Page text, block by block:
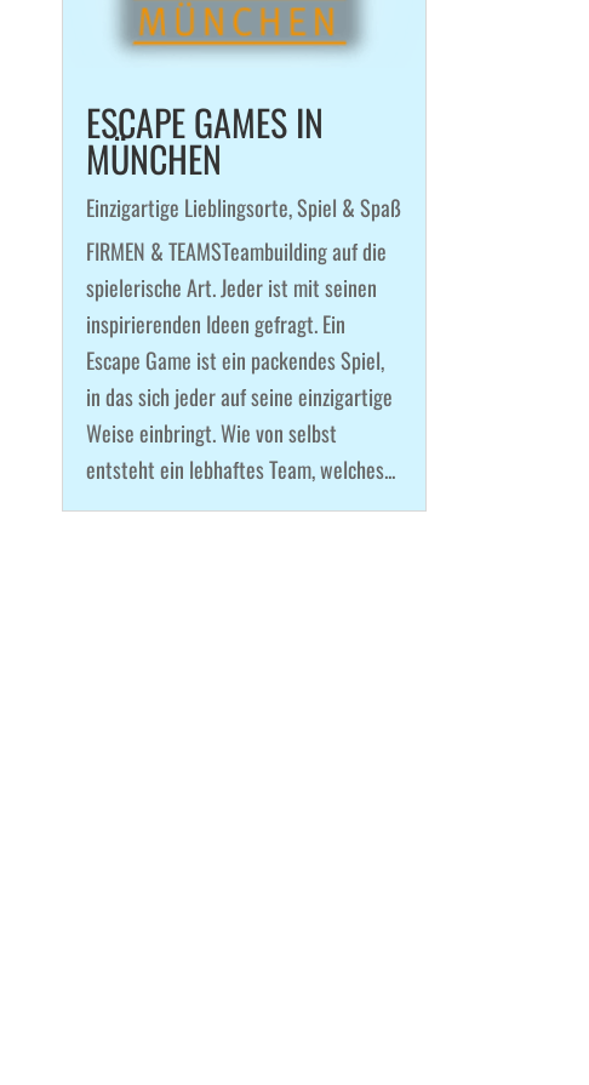
ESCAPE GAMES IN
MÜNCHEN
Einzigartige Lieblingsorte,Spiel & Spaß
FIRMEN & TEAMSTeambuilding auf die
spielerische Art. Jeder ist mit seinen
inspirierenden Ideen gefragt. Ein
Escape Game ist ein packendes Spiel,
in das sich jeder auf seine einzigartige
Weise einbringt. Wie von selbst
entsteht ein lebhaftes Team, welches...